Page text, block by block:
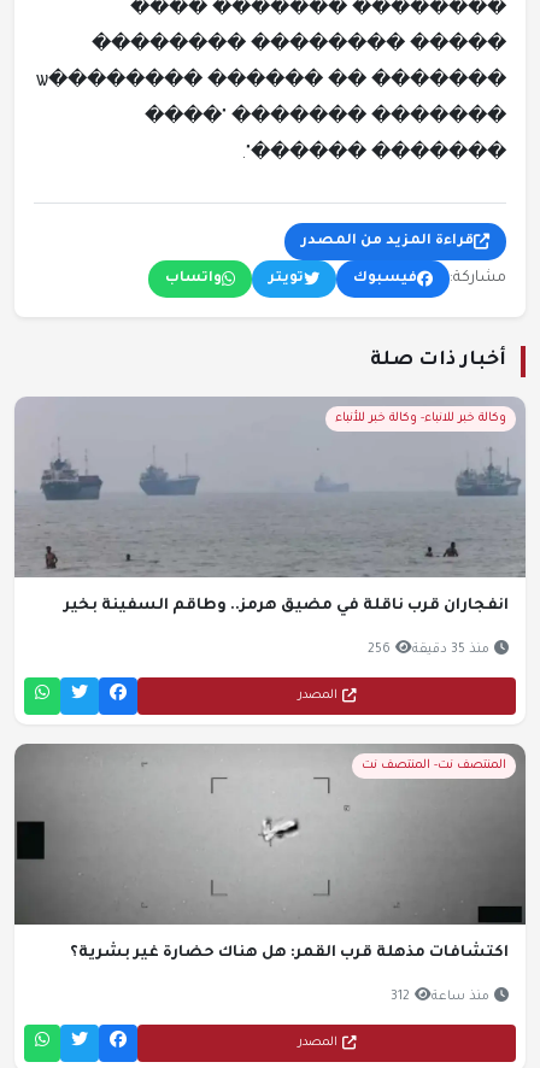
�������� ������� ����
����� �������� ��������
������� �� ������ ��������ѡ
������� ������� "����
������� ������".
قراءة المزيد من المصدر
مشاركة: فيسبوك تويتر واتساب
أخبار ذات صلة
وكالة خبر للانباء- وكالة خبر للأنباء
انفجاران قرب ناقلة في مضيق هرمز.. وطاقم السفينة بخير
منذ 35 دقيقة 256
المصدر
المنتصف نت- المنتصف نت
اكتشافات مذهلة قرب القمر: هل هناك حضارة غير بشرية؟
منذ ساعة 312
المصدر